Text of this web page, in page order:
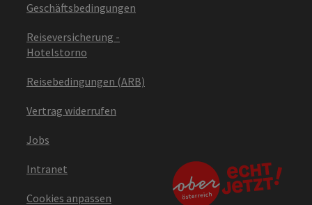
Geschäftsbedingungen
Reiseversicherung -
Hotelstorno
Reisebedingungen (ARB)
Vertrag widerrufen
Jobs
Intranet
Cookies anpassen